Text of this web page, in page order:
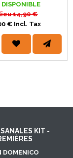
DISPONIBLE
14,90 €
€ Incl. Tax
KIT -
DOMENICO